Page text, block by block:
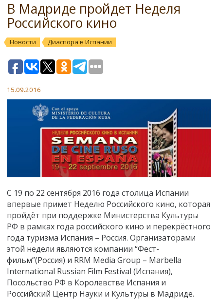
В Мадриде пройдет Неделя
Российского кино
Новости Диаспора в Испании
15.09.2016
С 19 по 22 сентября 2016 года столица Испании
впервые примет Неделю Российского кино, которая
пройдёт при поддержке Министерства Культуры
РФ в рамках года российского кино и перекрёстного
года туризма Испания – Россия. Организаторами
этой недели являются компании “Фест-
фильм”(Россия) и RRM Media Group – Marbella
International Russian Film Festival (Испания),
Посольство РФ в Королевстве Испания и
Российский Центр Науки и Культуры в Мадриде.